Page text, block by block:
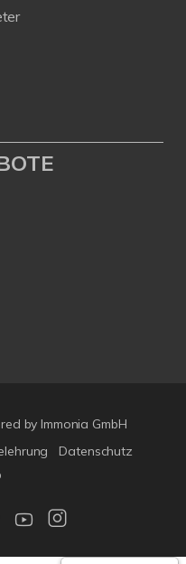
by Immonia GmbH
Datenschutz